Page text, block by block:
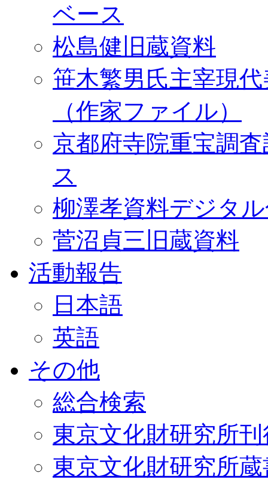
ベース
松島健旧蔵資料
笹木繁男氏主宰現
（作家ファイル）
京都府寺院重宝調
ス
柳澤孝資料デジタ
菅沼貞三旧蔵資料
活動報告
日本語
英語
その他
総合検索
東京文化財研究所
東京文化財研究所